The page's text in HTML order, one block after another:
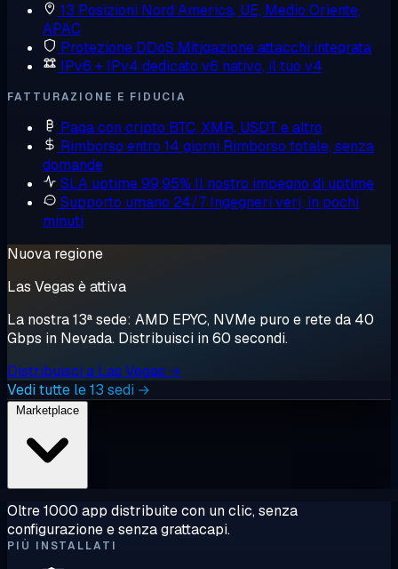
13 Posizioni Nord America, UE, Medio Oriente,
APAC
Protezione DDoS Mitigazione attacchi integrata
IPv6 + IPv4 dedicato v6 nativo, il tuo v4
FATTURAZIONE E FIDUCIA
Paga con cripto BTC, XMR, USDT e altro
Rimborso entro 14 giorni Rimborso totale, senza
domande
SLA uptime 99,95% Il nostro impegno di uptime
Supporto umano 24/7 Ingegneri veri, in pochi
minuti
Nuova regione
Las Vegas è attiva
La nostra 13ª sede: AMD EPYC, NVMe puro e rete da 40
Gbps in Nevada. Distribuisci in 60 secondi.
Distribuisci a Las Vegas →
Vedi tutte le 13 sedi →
Oltre 1000 app distribuite con un clic, senza
configurazione e senza grattacapi.
PIÙ INSTALLATI